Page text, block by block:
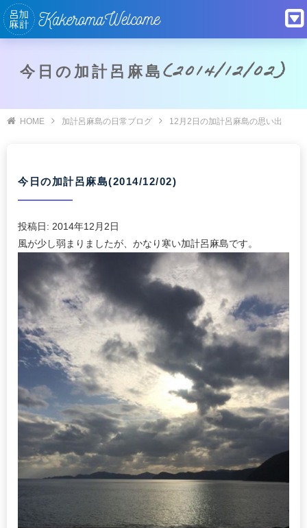
今日の加計呂麻島(2014/12/02)
HOME 加計呂麻島の日常ブログ 12月2日の加計呂麻島の思い出
今日の加計呂麻島(2014/12/02)
投稿日: 2014年12月2日
風が少し弱まりましたが、かなり寒い加計呂麻島です。